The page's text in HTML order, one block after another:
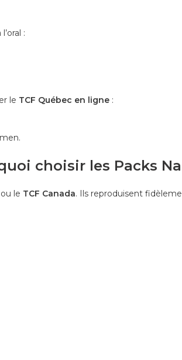
:
le TCF Québec en ligne :
choisir les Packs
ou le TCF Canada. Ils reproduisent